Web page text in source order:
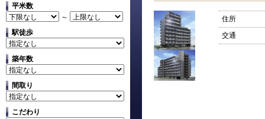
平米数
～
駅徒歩
築年数
間取り
こだわり
住所
交通